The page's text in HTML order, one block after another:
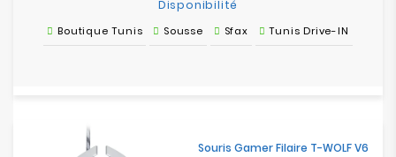
Disponibilité
Boutique Tunis Sousse Sfax Tunis Drive-IN
Souris Gamer Filaire T-WOLF V6